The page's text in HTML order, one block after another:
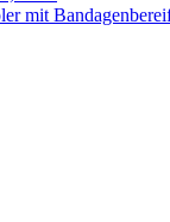
mit